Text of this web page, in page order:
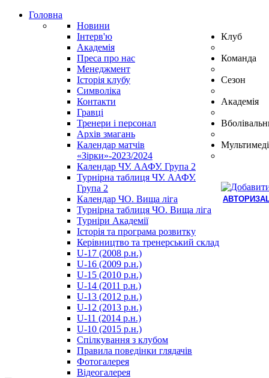
Головна
Новини
Інтерв'ю
Академія
Преса про нас
Клуб
Менеджмент
Історія клубу
Символіка
Контакти
Команда
Гравці
Тренери і персонал
Архів змагань
Сезон
Календар матчів
«Зірки»-2023/2024
Календар ЧУ. ААФУ. Група 2
Турнірна таблиця ЧУ. ААФУ.
Група 2
Календар ЧО. Вища ліга
Турнірна таблиця ЧО. Вища ліга
Академія
Турніри Академії
Історія та програма розвитку
Керівництво та тренерський склад
U-17 (2008 р.н.)
U-16 (2009 р.н.)
U-15 (2010 р.н.)
U-14 (2011 р.н.)
U-13 (2012 р.н.)
U-12 (2013 р.н.)
U-11 (2014 р.н.)
U-10 (2015 р.н.)
Спілкування з клубом
Правила поведінки глядачів
Фотогалерея
Відеогалерея